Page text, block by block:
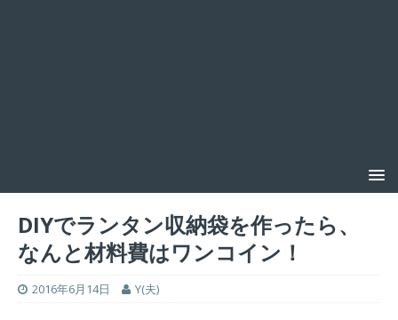
DIYでランタン収納袋を作ったら、
なんと材料費はワンコイン！
2016年6月14日 Y(夫)